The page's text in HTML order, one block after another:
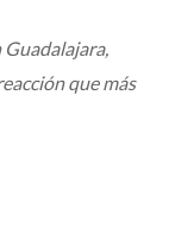
que más